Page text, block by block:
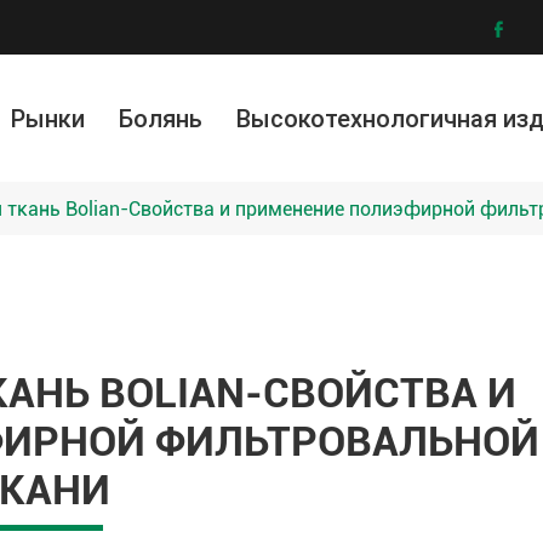

Рынки Болянь Высокотехнологичная
ткань Bolian-Свойства и применение полиэфирной
BOLIAN-СВОЙСТВА И
ФИЛЬТРОВАЛЬНОЙ